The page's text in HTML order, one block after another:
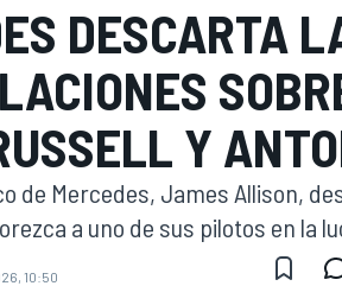
DESCARTA
Y
de Mercedes, James Allison,
a uno de sus pilotos en la
10:50